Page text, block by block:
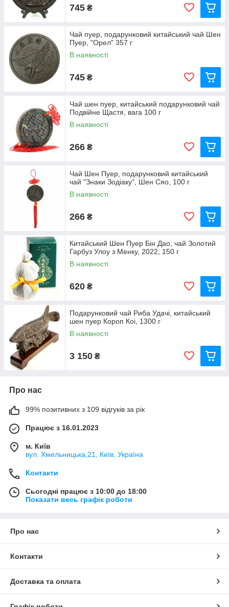
745 ₴
Чай пуер, подарунковий китайський чай Шен
Пуер, "Орел" 357 г
В наявності
745 ₴
Чай шен пуер, китайський подарунковий чай
Подвійне Щастя, вага 100 г
В наявності
266 ₴
Чай Шен Пуер, подарунковий китайський
чай "Знаки Зодіаку", Шен Сяо, 100 г
В наявності
266 ₴
Китайський Шен Пуер Бін Дао, чай Золотий
Гарбуз Улоу з Менку, 2022, 150 г
В наявності
620 ₴
Подарунковий чай Риба Удачі, китайський
шен пуер Короп Коі, 1300 г
В наявності
3 150 ₴
Про нас
99% позитивних з 109 відгуків за рік
Працює з 16.01.2023
м. Київ
вул. Хмельницька,21, Київ, Україна
Контакти
Сьогодні працює з 10:00 до 18:00
Показати весь графік роботи
Про нас
Контакти
Доставка та оплата